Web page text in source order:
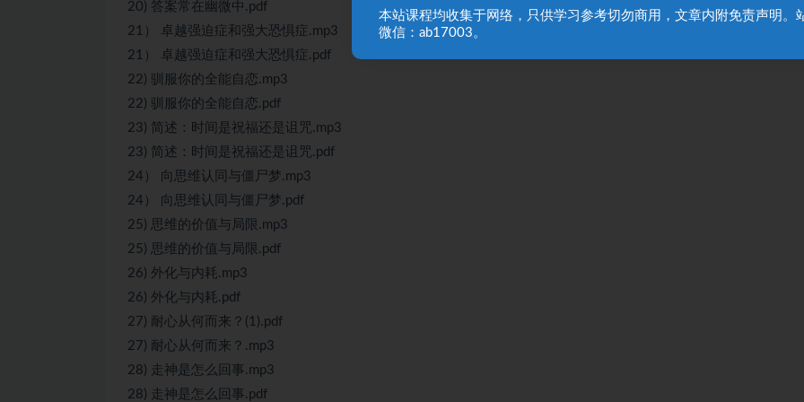
20) 答案常在幽微中.pdf
21） 卓越强迫症和强大恐惧症.mp3
21） 卓越强迫症和强大恐惧症.pdf
22) 驯服你的全能自恋.mp3
22) 驯服你的全能自恋.pdf
23) 简述：时间是祝福还是诅咒.mp3
23) 简述：时间是祝福还是诅咒.pdf
24） 向思维认同与僵尸梦.mp3
24） 向思维认同与僵尸梦.pdf
25) 思维的价值与局限.mp3
25) 思维的价值与局限.pdf
26) 外化与内耗.mp3
26) 外化与内耗.pdf
27) 耐心从何而来？(1).pdf
27) 耐心从何而来？.mp3
28) 走神是怎么回事.mp3
28) 走神是怎么回事.pdf
本站课程均收集于网络，只供学习参考切勿商用，文章内附免责声明。
微信：ab17003。